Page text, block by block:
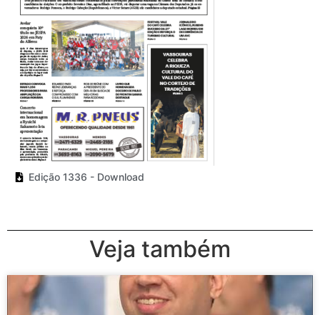
Edição 1336 - Download
Veja também